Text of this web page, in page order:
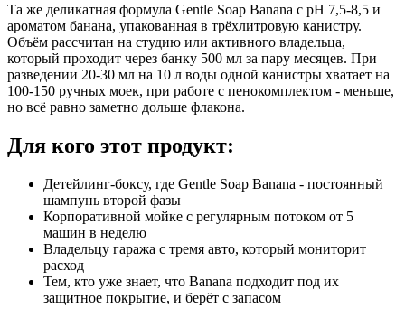
Та же деликатная формула Gentle Soap Banana с pH 7,5-8,5 и
ароматом банана, упакованная в трёхлитровую канистру.
Объём рассчитан на студию или активного владельца,
который проходит через банку 500 мл за пару месяцев. При
разведении 20-30 мл на 10 л воды одной канистры хватает на
100-150 ручных моек, при работе с пенокомплектом - меньше,
но всё равно заметно дольше флакона.
Для кого этот продукт:
Детейлинг-боксу, где Gentle Soap Banana - постоянный
шампунь второй фазы
Корпоративной мойке с регулярным потоком от 5
машин в неделю
Владельцу гаража с тремя авто, который мониторит
расход
Тем, кто уже знает, что Banana подходит под их
защитное покрытие, и берёт с запасом